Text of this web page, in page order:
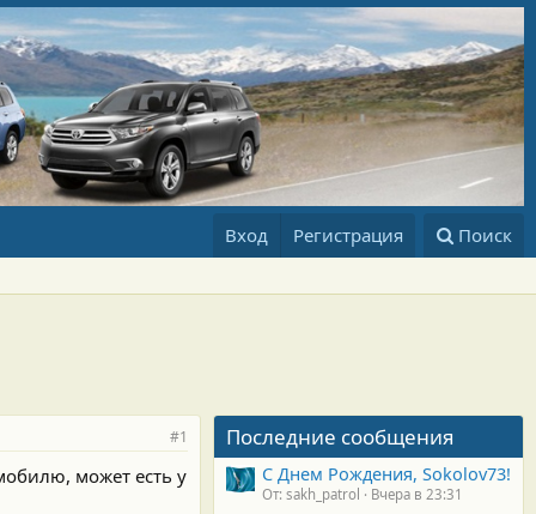
Вход Регистрация Поиск
#1
может есть у
Последние сообщения
С Днем Рождения, Sokolov73!
От: sakh_patrol Вчера в 23:31